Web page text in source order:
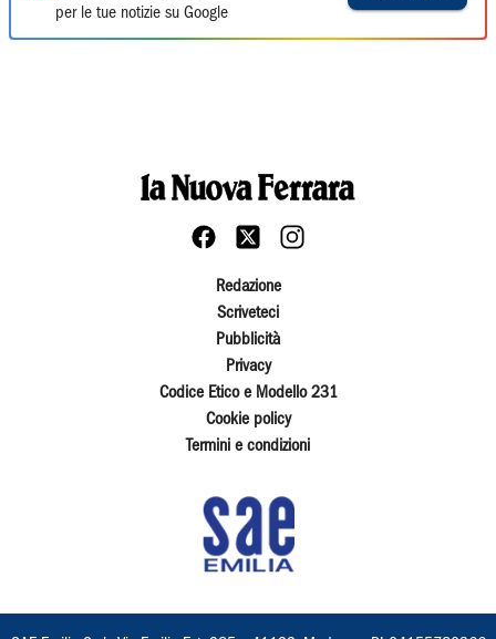
per le tue notizie su Google
Redazione
Scriveteci
Pubblicità
Privacy
Codice Etico e Modello 231
Cookie policy
Termini e condizioni